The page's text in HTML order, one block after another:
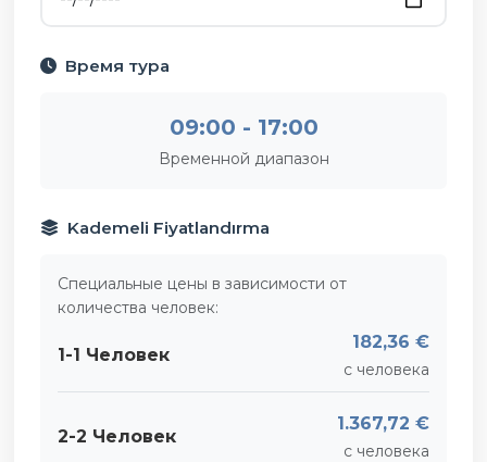
Время тура
09:00 - 17:00
Временной диапазон
Kademeli Fiyatlandırma
Специальные цены в зависимости от
количества человек:
1-1 Человек
182,36 €
с человека
2-2 Человек
1.367,72 €
с человека